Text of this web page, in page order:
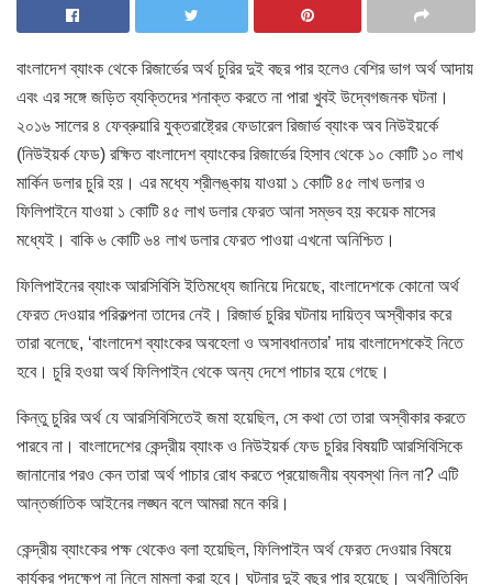
বাংলাদেশ ব্যাংক থেকে রিজার্ভের অর্থ চুরির দুই বছর পার হলেও বেশির ভাগ অর্থ আদায়
এবং এর সঙ্গে জড়িত ব্যক্তিদের শনাক্ত করতে না পারা খুবই উদ্বেগজনক ঘটনা।
২০১৬ সালের ৪ ফেব্রুয়ারি যুক্তরাষ্ট্রের ফেডারেল রিজার্ভ ব্যাংক অব নিউইয়র্কে
(নিউইয়র্ক ফেড) রক্ষিত বাংলাদেশ ব্যাংকের রিজার্ভের হিসাব থেকে ১০ কোটি ১০ লাখ
মার্কিন ডলার চুরি হয়। এর মধ্যে শ্রীলঙ্কায় যাওয়া ১ কোটি ৪৫ লাখ ডলার ও
ফিলিপাইনে যাওয়া ১ কোটি ৪৫ লাখ ডলার ফেরত আনা সম্ভব হয় কয়েক মাসের
মধ্যেই। বাকি ৬ কোটি ৬৪ লাখ ডলার ফেরত পাওয়া এখনো অনিশ্চিত।
ফিলিপাইনের ব্যাংক আরসিবিসি ইতিমধ্যে জানিয়ে দিয়েছে, বাংলাদেশকে কোনো অর্থ
ফেরত দেওয়ার পরিকল্পনা তাদের নেই। রিজার্ভ চুরির ঘটনায় দায়িত্ব অস্বীকার করে
তারা বলেছে, ‘বাংলাদেশ ব্যাংকের অবহেলা ও অসাবধানতার’ দায় বাংলাদেশকেই নিতে
হবে। চুরি হওয়া অর্থ ফিলিপাইন থেকে অন্য দেশে পাচার হয়ে গেছে।
কিন্তু চুরির অর্থ যে আরসিবিসিতেই জমা হয়েছিল, সে কথা তো তারা অস্বীকার করতে
পারবে না। বাংলাদেশের কেন্দ্রীয় ব্যাংক ও নিউইয়র্ক ফেড চুরির বিষয়টি আরসিবিসিকে
জানানোর পরও কেন তারা অর্থ পাচার রোধ করতে প্রয়োজনীয় ব্যবস্থা নিল না? এটি
আন্তর্জাতিক আইনের লঙ্ঘন বলে আমরা মনে করি।
কেন্দ্রীয় ব্যাংকের পক্ষ থেকেও বলা হয়েছিল, ফিলিপাইন অর্থ ফেরত দেওয়ার বিষয়ে
কার্যকর পদক্ষেপ না নিলে মামলা করা হবে। ঘটনার দুই বছর পার হয়েছে। অর্থনীতিবিদ